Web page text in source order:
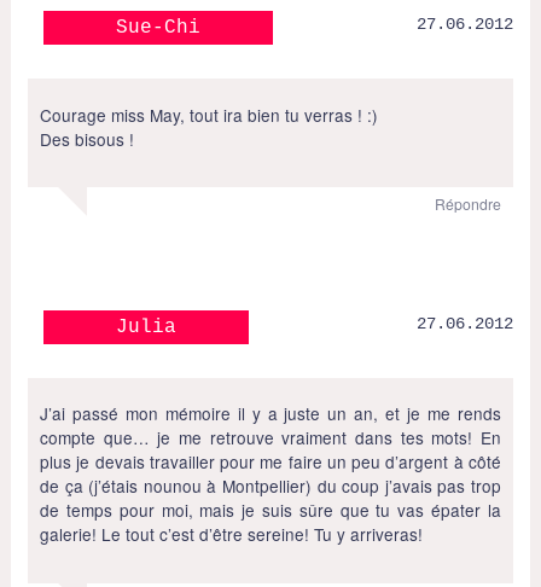
Sue-Chi 27.06.2012
Courage miss May, tout ira bien tu verras ! :)
Des bisous !
Répondre
Julia 27.06.2012
J’ai passé mon mémoire il y a juste un an, et je me rends
compte que… je me retrouve vraiment dans tes mots! En
plus je devais travailler pour me faire un peu d’argent à côté
de ça (j’étais nounou à Montpellier) du coup j’avais pas trop
de temps pour moi, mais je suis sûre que tu vas épater la
galerie! Le tout c’est d’être sereine! Tu y arriveras!